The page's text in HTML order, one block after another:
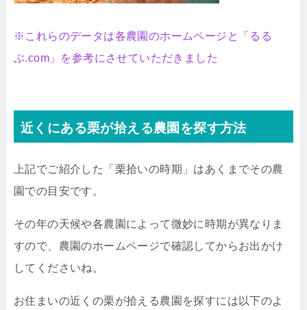
※これらのデータは各農園のホームページと「るる
ぶ.com」を参考にさせていただきました
近くにある栗が拾える農園を探す方法
上記でご紹介した「栗拾いの時期」はあくまでその農
園での目安です。
その年の天候や各農園によって微妙に時期が異なりま
すので、農園のホームページで確認してからお出かけ
してくださいね。
お住まいの近くの栗が拾える農園を探すには以下のよ